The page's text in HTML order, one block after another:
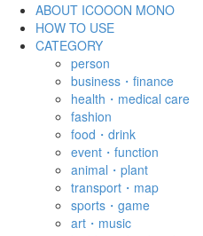
ABOUT ICOOON MONO
HOW TO USE
CATEGORY
person
business・finance
health・medical care
fashion
food・drink
event・function
animal・plant
transport・map
sports・game
art・music